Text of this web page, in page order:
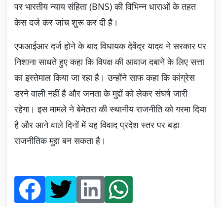
पर भारतीय न्याय संहिता (BNS) की विभिन्न धाराओं के तहत
केस दर्ज कर जांच शुरू कर दी है।
एफआईआर दर्ज होने के बाद विधायक देवेंद्र यादव ने सरकार पर
निशाना साधते हुए कहा कि विपक्ष की आवाज दबाने के लिए सत्ता
का इस्तेमाल किया जा रहा है। उन्होंने साफ कहा कि कांग्रेस
डरने वाली नहीं है और जनता के मुद्दों को लेकर संघर्ष जारी
रहेगा। इस मामले ने बेमेतरा की स्थानीय राजनीति को गरमा दिया
है और आने वाले दिनों में यह विवाद प्रदेश स्तर पर बड़ा
राजनीतिक मुद्दा बन सकता है।